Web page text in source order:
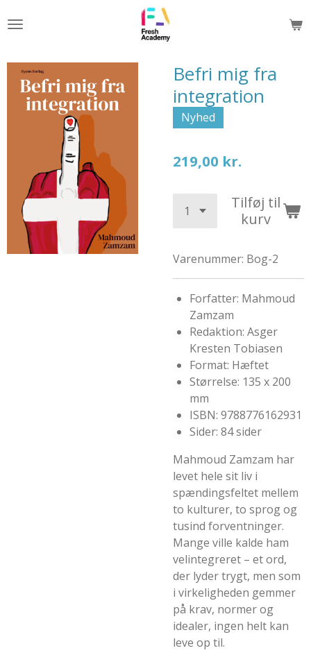
til
Befri mig fra
integration
Nyhed
219,00 kr.
Tilføj til
kurv
Varenummer: Bog-2
Forfatter: Mahmoud
Zamzam
Redaktion: Asger
Kresten Tobiasen
Format: Hæftet
Størrelse: 135 x 200
mm
ISBN: 9788776162931
Sider: 84 sider
Mahmoud Zamzam har
levet hele sit liv i
spændingsfeltet mellem
to kulturer, to sprog og
tusind forventninger.
Mange ville kalde ham
velintegreret – et ord,
der lyder trygt, men som
i virkeligheden gemmer
på krav, normer og
idealer, ingen helt kan
leve op til.